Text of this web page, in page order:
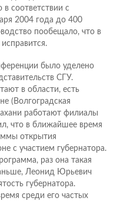
соответствии с
2004 года до 400
пообещало, что в
было уделено
СГУ.
в области, есть
(Волгоградская
работают филиалы
что в ближайшее время
открытия
с участием губернатора.
раз она такая
Леонид Юрьевич
губернатора.
среди его частых